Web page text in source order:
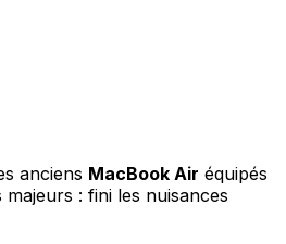
anciens MacBook Air équipés
: fini les nuisances